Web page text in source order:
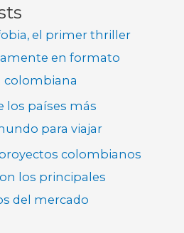
el primer thriller
en formato
colombiana
los países más
para viajar
proyectos colombianos
los principales
del mercado